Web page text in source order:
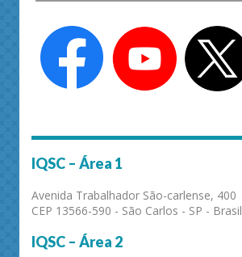
IQSC – Área 1
Avenida Trabalhador São-carlense, 400
CEP 13566-590 - São Carlos - SP - Brasil
IQSC – Área 2